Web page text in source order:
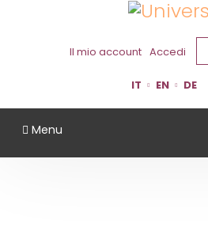
Il mio account Accedi
IT EN DE
Menu